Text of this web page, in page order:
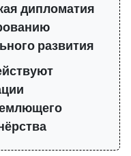
дипломатия
развития